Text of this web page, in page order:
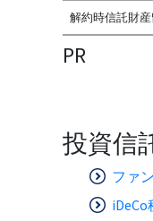
解約時信託財
PR
投資信
ファ